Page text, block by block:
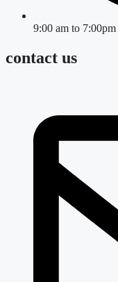
9:00 am to 7:00pm
contact us